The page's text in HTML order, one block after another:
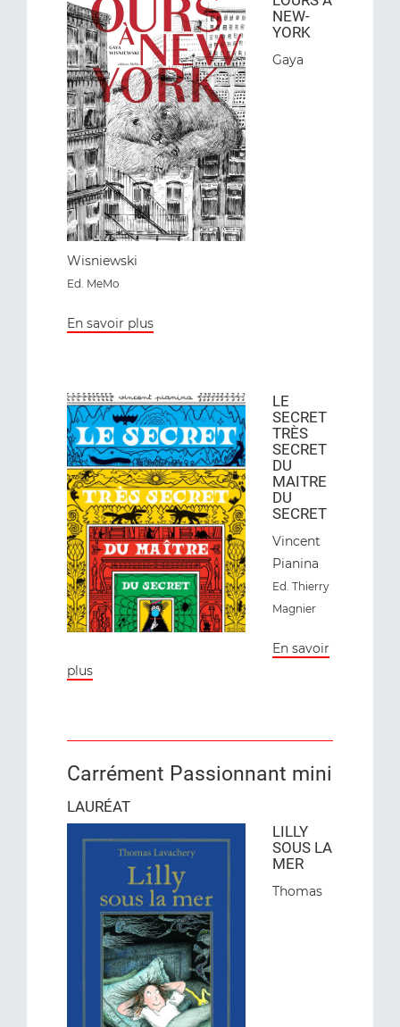
NEW-
YORK
Gaya
Wisniewski
Ed. MeMo
En savoir plus
LE
SECRET
TRÈS
SECRET
DU
MAITRE
DU
SECRET
Vincent
Pianina
Ed. Thierry
Magnier
En savoir
plus
Carrément Passionnant mini
LAURÉAT
LILLY
SOUS LA
MER
Thomas